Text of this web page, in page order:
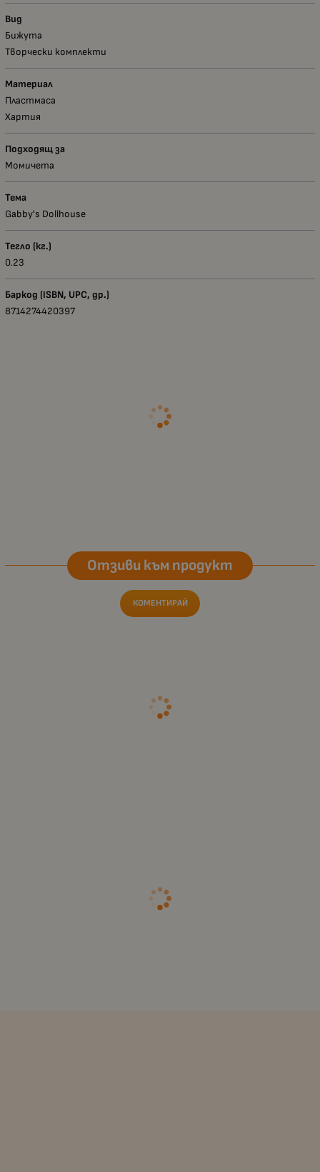
Вид
Бижута
Творчески комплекти
Материал
Пластмаса
Хартия
Подходящ за
Момичета
Тема
Gabby's Dollhouse
Тегло (кг.)
0.23
Баркод (ISBN, UPC, др.)
8714274420397
Отзиви към продукт
КОМЕНТИРАЙ